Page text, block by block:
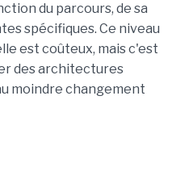
du parcours, de sa
spécifiques. Ce niveau
est coûteux, mais c'est
des architectures
moindre changement